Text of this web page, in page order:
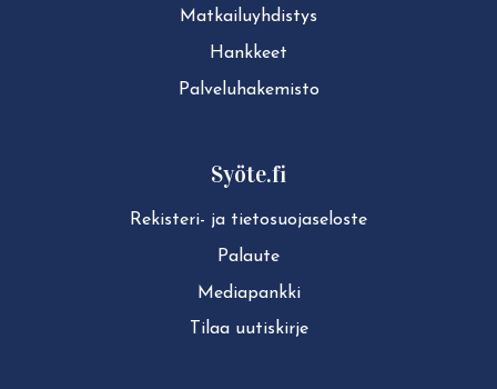
Mat­kai­lu­yh­dis­tys
Hankkeet
Pal­ve­lu­ha­ke­mis­to
Syöte.fi
Rekisteri- ja tie­to­suo­ja­se­los­te
Palaute
Mediapankki
Tilaa uutiskirje